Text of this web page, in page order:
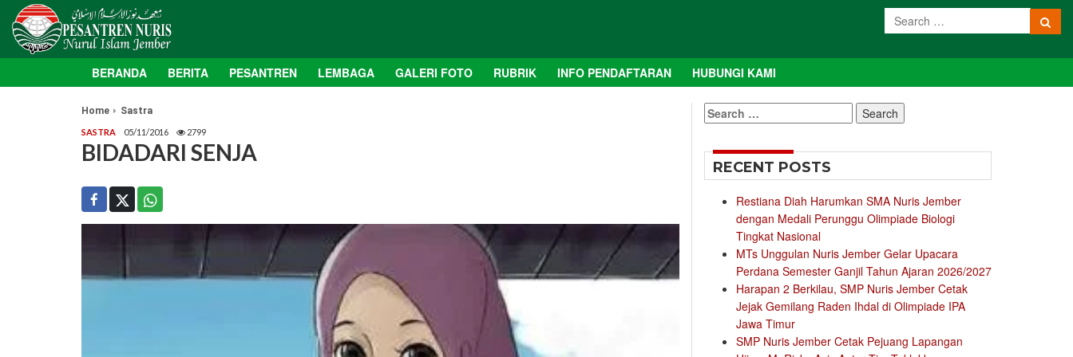
BERANDA BERITA PESANTREN LEMBAGA GALERI FOTO RUBRIK INFO PENDAFTARAN HUBUNGI KAMI
Home Sastra
SASTRA 05/11/2016 2799
BIDADARI SENJA
Search
for:
RECENT POSTS
Restiana Diah Harumkan SMA Nuris Jember
dengan Medali Perunggu Olimpiade Biologi
Tingkat Nasional
MTs Unggulan Nuris Jember Gelar Upacara
Perdana Semester Ganjil Tahun Ajaran 2026/2027
Harapan 2 Berkilau, SMP Nuris Jember Cetak
Jejak Gemilang Raden Ihdal di Olimpiade IPA
Jawa Timur
SMP Nuris Jember Cetak Pejuang Lapangan